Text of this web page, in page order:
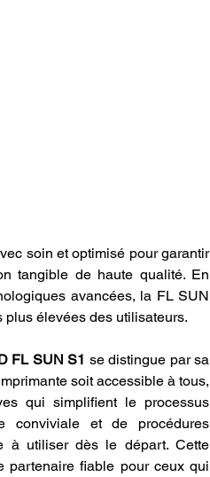
soin et optimisé pour garantir
tangible de haute qualité. En
avancées, la FL SUN
élevées des utilisateurs.
FL SUN S1 se distingue par sa
soit accessible à tous,
qui simplifient le processus
conviviale et de procédures
à utiliser dès le départ. Cette
partenaire fiable pour ceux qui